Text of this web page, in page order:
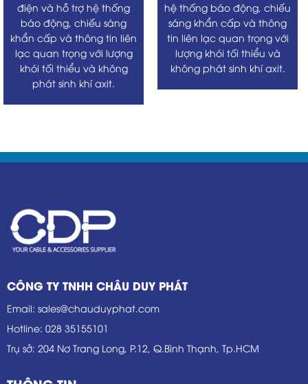
điện và hỗ trợ hệ thống
báo động, chiếu sáng
khẩn cấp và thông tin liên
lạc quan trọng với lượng
khói tối thiểu và không
phát sinh khí axit.
hệ thống báo động, chiếu
sáng khẩn cấp và thông
tin liên lạc quan trọng với
lượng khói tối thiểu và
không phát sinh khí axit.
CÔNG TY TNHH CHÂU DUY PHÁT
Email: sales@chauduyphat.com
Hotline: 028 35155101
Trụ sở: 204 Nơ Trang Long, P.12, Q.Bình Thạnh, Tp.HCM